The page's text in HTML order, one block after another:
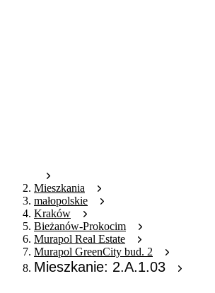
Mieszkania
małopolskie
Kraków
Bieżanów-Prokocim
Murapol Real Estate
Murapol GreenCity bud. 2
Mieszkanie: 2.A.1.03